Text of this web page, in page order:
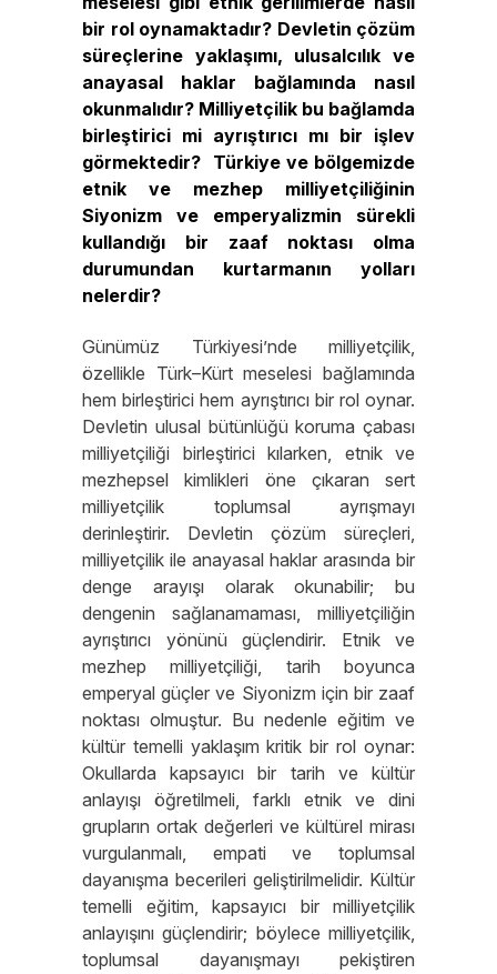
bir rol oynamaktadır? Devletin çözüm
süreçlerine yaklaşımı, ulusalcılık ve
anayasal haklar bağlamında nasıl
okunmalıdır? Milliyetçilik bu bağlamda
birleştirici mi ayrıştırıcı mı bir işlev
görmektedir? Türkiye ve bölgemizde
etnik ve mezhep milliyetçiliğinin
Siyonizm ve emperyalizmin sürekli
kullandığı bir zaaf noktası olma
durumundan kurtarmanın yolları
nelerdir?
Günümüz Türkiyesi’nde milliyetçilik,
özellikle Türk–Kürt meselesi bağlamında
hem birleştirici hem ayrıştırıcı bir rol oynar.
Devletin ulusal bütünlüğü koruma çabası
milliyetçiliği birleştirici kılarken, etnik ve
mezhepsel kimlikleri öne çıkaran sert
milliyetçilik toplumsal ayrışmayı
derinleştirir. Devletin çözüm süreçleri,
milliyetçilik ile anayasal haklar arasında bir
denge arayışı olarak okunabilir; bu
dengenin sağlanamaması, milliyetçiliğin
ayrıştırıcı yönünü güçlendirir. Etnik ve
mezhep milliyetçiliği, tarih boyunca
emperyal güçler ve Siyonizm için bir zaaf
noktası olmuştur. Bu nedenle eğitim ve
kültür temelli yaklaşım kritik bir rol oynar:
Okullarda kapsayıcı bir tarih ve kültür
anlayışı öğretilmeli, farklı etnik ve dini
grupların ortak değerleri ve kültürel mirası
vurgulanmalı, empati ve toplumsal
dayanışma becerileri geliştirilmelidir. Kültür
temelli eğitim, kapsayıcı bir milliyetçilik
anlayışını güçlendirir; böylece milliyetçilik,
toplumsal dayanışmayı pekiştiren